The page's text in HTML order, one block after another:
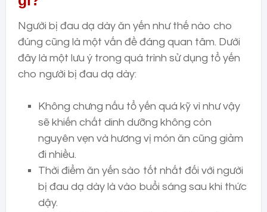
Người bị đau dạ dày ăn yến như thế nào cho
đúng cũng là một vấn đề đáng quan tâm. Dưới
đây là một lưu ý trong quá trình sử dụng tổ yến
cho người bị đau dạ dày:
Không chưng nấu tổ yến quá kỹ vì như vậy
sẽ khiến chất dinh dưỡng không còn
nguyên vẹn và hương vị món ăn cũng giảm
đi nhiều.
Thời điểm ăn yến sào tốt nhất đối với người
bị đau dạ dày là vào buổi sáng sau khi thức
dậy.